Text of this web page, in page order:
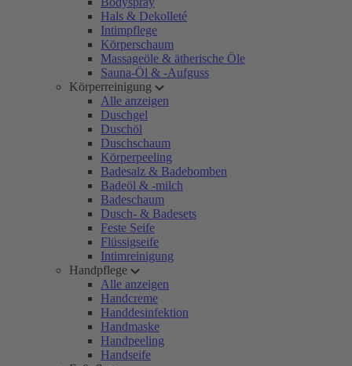
Hals & Dekolleté
Intimpflege
Körperschaum
Massageöle & ätherische Öle
Sauna-Öl & -Aufguss
Körperreinigung
Alle anzeigen
Duschgel
Duschöl
Duschschaum
Körperpeeling
Badesalz & Badebomben
Badeöl & -milch
Badeschaum
Dusch- & Badesets
Feste Seife
Flüssigseife
Intimreinigung
Handpflege
Alle anzeigen
Handcreme
Handdesinfektion
Handmaske
Handpeeling
Handseife